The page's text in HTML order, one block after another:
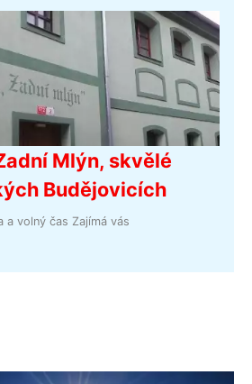
Mlýn, skvělé
Budějovicích
a volný čas Zajímá vás